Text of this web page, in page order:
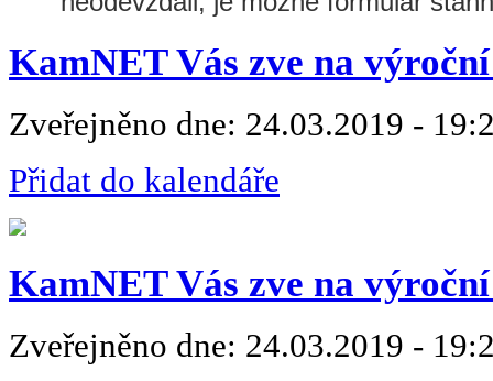
KamNET Vás zve na
Zveřejněno dne: 24.03.2019 -
Přidat do kalendáře
KamNET Vás zve na
Zveřejněno dne: 24.03.2019 -